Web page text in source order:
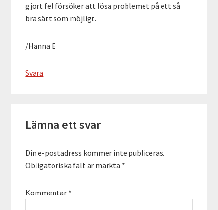
gjort fel försöker att lösa problemet på ett så
bra sätt som möjligt.
/Hanna E
Svara
Lämna ett svar
Din e-postadress kommer inte publiceras.
Obligatoriska fält är märkta *
Kommentar *